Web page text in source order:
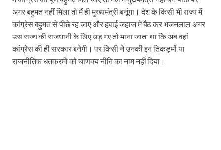
अगर बहुमत नहीं मिला तो मैं ही मुख्यमंत्री बनूंगा। देश के किसी भी राज्य में
कांग्रेस बहुमत से पीछे रह जाए और हवाई जहाज में बैठ कर भजनलाल अगर
उस राज्य की राजधानी के लिए उड़ गए तो माना जाता था कि अब वहां
कांग्रेस की ही सरकार बनेगी। पर किसी ने उनकी इन तिकड़मों या
राजनीतिक धतकरमों को चाणक्य नीति का नाम नहीं दिया।